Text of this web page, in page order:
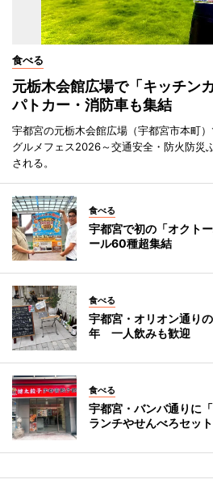
食べる
元栃木会館広場で「キッチン
パトカー・消防車も集結
宇都宮の元栃木会館広場（宇都宮市本町
グルメフェス2026～交通安全・防火防災
される。
食べる
宇都宮で初の「オクト
ール60種超集結
食べる
宇都宮・オリオン通り
年 一人飲みも歓迎
食べる
宇都宮・バンバ通りに
ランチやせんべろセッ